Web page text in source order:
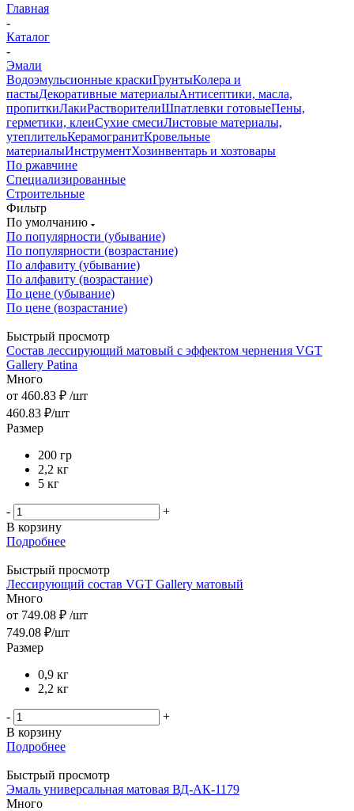
Главная
-
Каталог
-
Эмали
Водоэмульсионные краскиГрунтыКолера и
пастыДекоративные материалыАнтисептики, масла,
пропиткиЛакиРастворителиШпатлевки готовыеПены,
герметики, клеиСухие смесиЛистовые материалы,
утеплительКерамогранитКровельные
материалыИнструментХозинвентарь и хозтовары
По ржавчине
Специализированные
Строительные
Фильтр
По умолчанию
По популярности (убывание)
По популярности (возрастание)
По алфавиту (убывание)
По алфавиту (возрастание)
По цене (убывание)
По цене (возрастание)
Быстрый просмотр
Состав лессирующий матовый с эффектом чернения VGT
Gallery Patina
Много
от 460.83 ₽ /шт
460.83 ₽/шт
Размер
200 гр
2,2 кг
5 кг
-
+
В корзину
Подробнее
Быстрый просмотр
Лессирующий состав VGT Gallery матовый
Много
от 749.08 ₽ /шт
749.08 ₽/шт
Размер
0,9 кг
2,2 кг
-
+
В корзину
Подробнее
Быстрый просмотр
Эмаль универсальная матовая ВД-АК-1179
Много